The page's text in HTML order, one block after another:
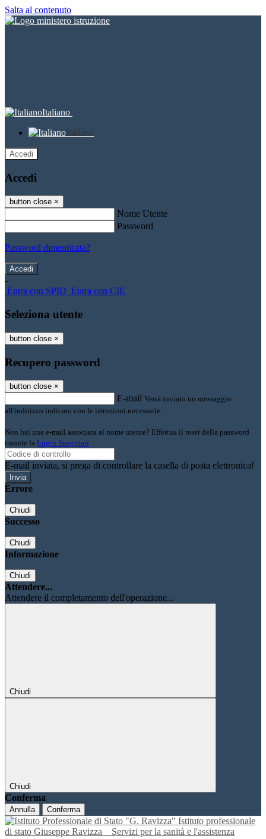
Salta al contenuto
Italiano
Italiano
Accedi
Accedi
button close ×
Nome Utente
Password
Password dimenticata?
-
Entra con SPID Entra con CIE
Seleziona utente
button close ×
Recupero password
button close ×
E-mail Verrà inviato un messaggio
all'indirizzo indicato con le istruzioni necessarie.
Non hai una e-mail associata al nome utente? Effettua il reset della password
tramite la Login Spaggiari
E-mail inviata, si prega di controllare la casella di posta elettronica!
Errore
Chiudi
Successo
Chiudi
Informazione
Chiudi
Attendere...
Attendere il completamento dell'operazione...
Chiudi
Chiudi
Conferma
Annulla Conferma
Istituto professionale
di stato Giuseppe Ravizza
Servizi per la sanità e l'assistenza